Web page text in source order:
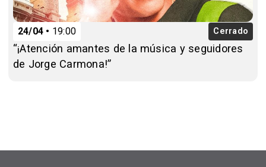
24/04 19:00 Cerrado
“¡Atención amantes de la música y seguidores
de Jorge Carmona!”